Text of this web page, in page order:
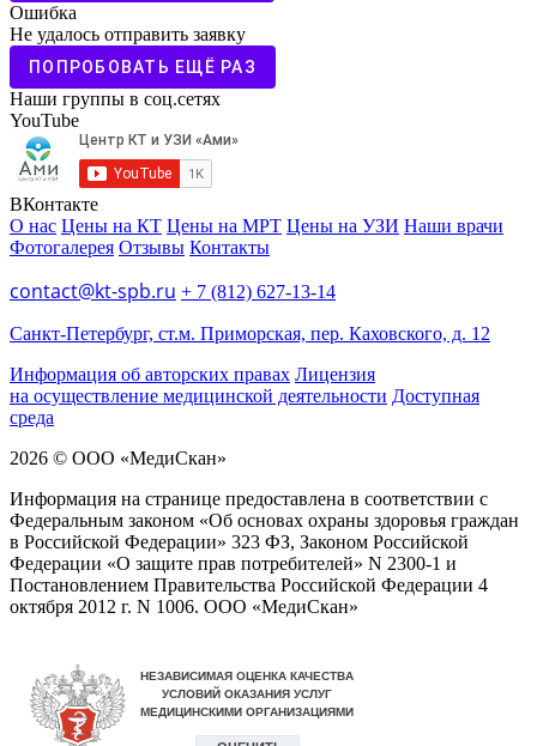
Ошибка
Не удалось отправить заявку
ПОПРОБОВАТЬ ЕЩЁ РАЗ
Наши группы в соц.сетях
YouTube
ВКонтакте
О нас Цены на КТ Цены на МРТ Цены на УЗИ Наши врачи
Фотогалерея Отзывы Контакты
contact@kt-spb.ru + 7 (812) 627-13-14
Санкт-Петербург, ст.м. Приморская, пер. Каховского, д. 12
Информация об авторских правах Лицензия
на осуществление медицинской деятельности Доступная
среда
2026 © ООО «МедиCкан»
Информация на странице предоставлена в соответствии с
Федеральным законом «Об основах охраны здоровья граждан
в Российской Федерации» 323 ФЗ, Законом Российской
Федерации «О защите прав потребителей» N 2300-1 и
Постановлением Правительства Российской Федерации 4
октября 2012 г. N 1006. ООО «МедиСкан»